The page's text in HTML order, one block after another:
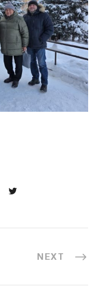
NEXT